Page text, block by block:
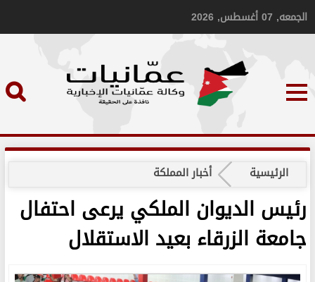
الجمعه, 07 أغسطس, 2026
الرئيسية أخبار المملكة
رئيس الديوان الملكي يرعى احتفال
جامعة الزرقاء بعيد الاستقلال